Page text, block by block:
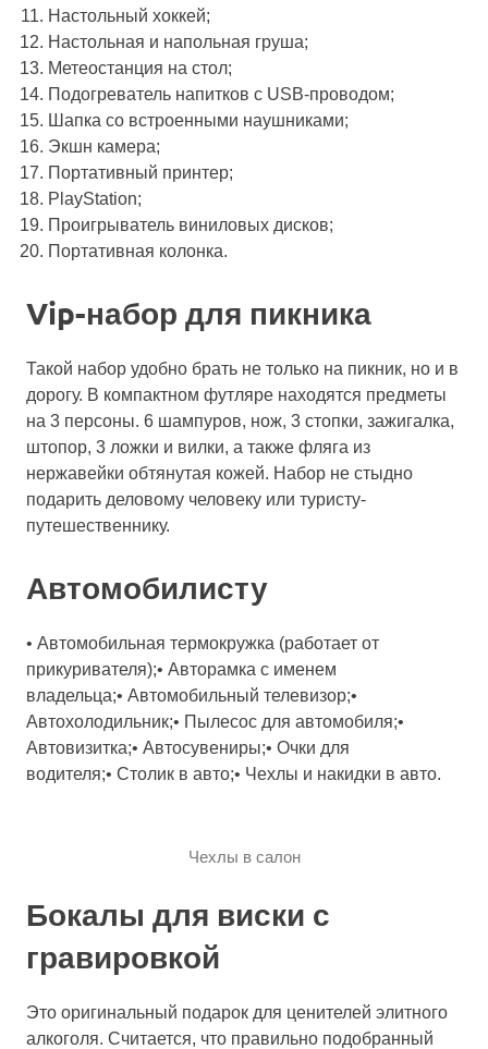
Настольный хоккей;
Настольная и напольная груша;
Метеостанция на стол;
Подогреватель напитков с USB-проводом;
Шапка со встроенными наушниками;
Экшн камера;
Портативный принтер;
PlayStation;
Проигрыватель виниловых дисков;
Портативная колонка.
Vip-набор для пикника
Такой набор удобно брать не только на пикник, но и в
дорогу. В компактном футляре находятся предметы
на 3 персоны. 6 шампуров, нож, 3 стопки, зажигалка,
штопор, 3 ложки и вилки, а также фляга из
нержавейки обтянутая кожей. Набор не стыдно
подарить деловому человеку или туристу-
путешественнику.
Автомобилисту
• Автомобильная термокружка (работает от
прикуривателя);• Авторамка с именем
владельца;• Автомобильный телевизор;•
Автохолодильник;• Пылесос для автомобиля;•
Автовизитка;• Автосувениры;• Очки для
водителя;• Столик в авто;• Чехлы и накидки в авто.
Чехлы в салон
Бокалы для виски с
гравировкой
Это оригинальный подарок для ценителей элитного
алкоголя. Считается, что правильно подобранный